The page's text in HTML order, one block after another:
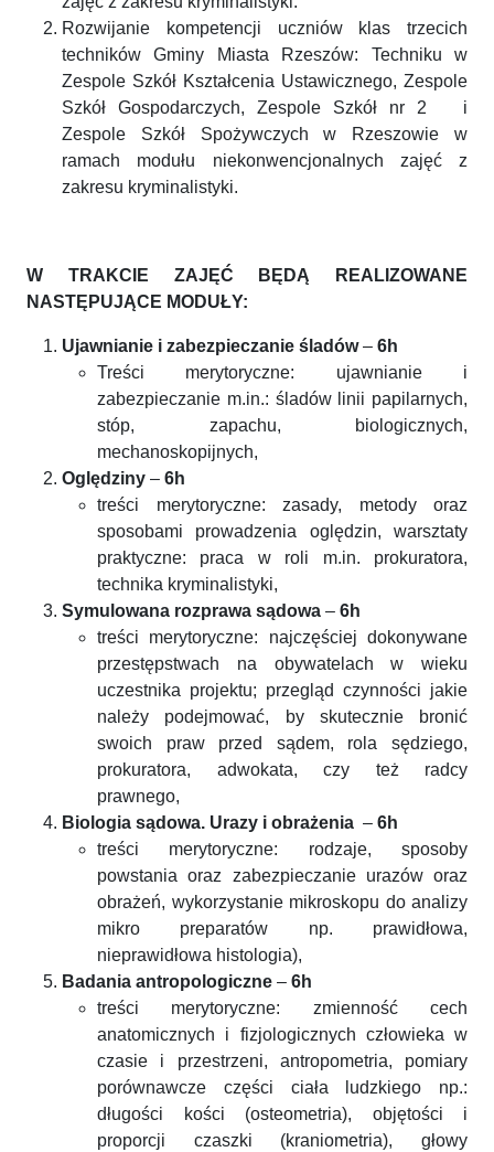
Rozwijanie kompetencji uczniów klas trzecich
techników Gminy Miasta Rzeszów: Techniku w
Zespole Szkół Kształcenia Ustawicznego, Zespole
Szkół Gospodarczych, Zespole Szkół nr 2 i
Zespole Szkół Spożywczych w Rzeszowie w
ramach modułu niekonwencjonalnych zajęć z
zakresu kryminalistyki.
W TRAKCIE ZAJĘĆ BĘDĄ REALIZOWANE
NASTĘPUJĄCE MODUŁY:
Ujawnianie i zabezpieczanie śladów– 6h
Treści merytoryczne: ujawnianie i
zabezpieczanie m.in.: śladów linii papilarnych,
stóp, zapachu, biologicznych,
mechanoskopijnych,
Oględziny – 6h
treści merytoryczne: zasady, metody oraz
sposobami prowadzenia oględzin, warsztaty
praktyczne: praca w roli m.in. prokuratora,
technika kryminalistyki,
Symulowana rozprawa sądowa – 6h
treści merytoryczne: najczęściej dokonywane
przestępstwach na obywatelach w wieku
uczestnika projektu; przegląd czynności jakie
należy podejmować, by skutecznie bronić
swoich praw przed sądem, rola sędziego,
prokuratora, adwokata, czy też radcy
prawnego,
Biologia sądowa. Urazy i obrażenia – 6h
treści merytoryczne: rodzaje, sposoby
powstania oraz zabezpieczanie urazów oraz
obrażeń, wykorzystanie mikroskopu do analizy
mikro preparatów np. prawidłowa,
nieprawidłowa histologia),
Badania antropologiczne – 6h
treści merytoryczne: zmienność cech
anatomicznych i fizjologicznych człowieka w
czasie i przestrzeni, antropometria, pomiary
porównawcze części ciała ludzkiego np.:
długości kości (osteometria), objętości i
proporcji czaszki (kraniometria), głowy